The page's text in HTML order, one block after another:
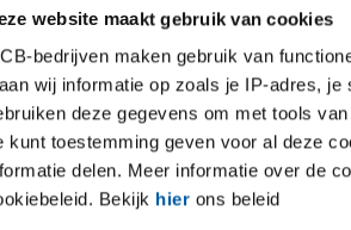
website maakt gebruik van cookies
bedrijven maken gebruik van
wij informatie op zoals je IP-adres,
deze gegevens om met tools
kunt toestemming geven voor al deze
delen. Meer informatie over de
Bekijk hier ons beleid
Warmgewalst
Omschrijving
Wgw vloerafdekhoekstaal S235JR